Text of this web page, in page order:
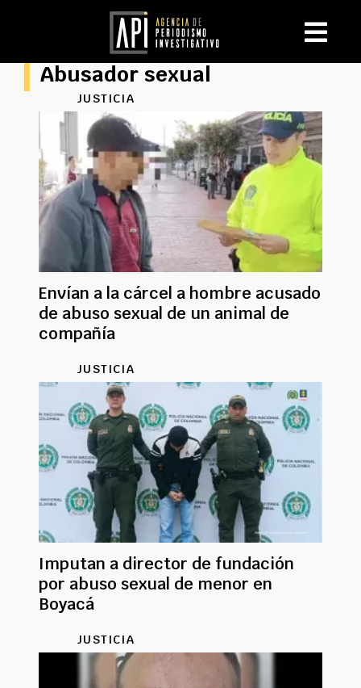
Abusador sexual
JUSTICIA
Envían a la cárcel a hombre acusado
de abuso sexual de un animal de
compañía
JUSTICIA
Imputan a director de fundación
por abuso sexual de menor en
Boyacá
JUSTICIA